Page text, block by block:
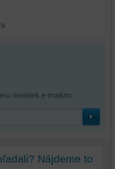
noviniek e-mailom
Nájdeme to